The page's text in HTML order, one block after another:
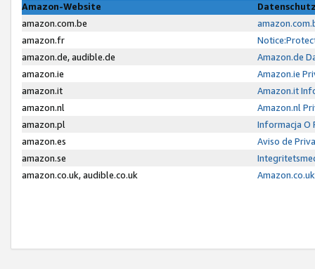
Amazon-Website
amazon.com.be
amazon.fr
amazon.de, audible.de
Amazon.de
amazon.ie
Amazon.ie
amazon.it
Amazon.it
amazon.nl
Amazon.nl
amazon.pl
Informacja O
amazon.es
Aviso de
amazon.se
amazon.co.uk, audible.co.uk